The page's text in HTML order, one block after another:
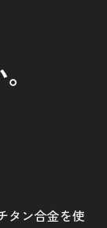
タン合金を使